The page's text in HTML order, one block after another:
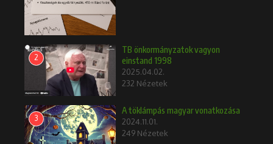
2
TB önkormányzatok vagyon
einstand 1998
2025.04.02.
232 Nézetek
3
A töklámpás magyar vonatkozása
2024.11.01.
249 Nézetek